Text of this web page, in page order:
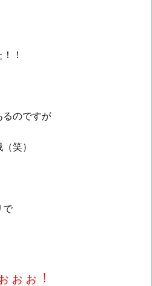
！
るのですが
笑）
で
ぉぉ！